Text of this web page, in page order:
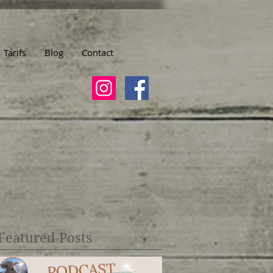
Tarifs Blog Contact
Posts